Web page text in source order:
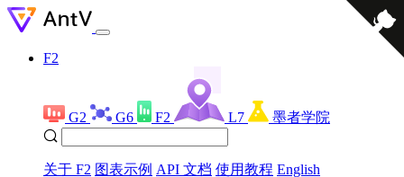
F2
G2 G6 F2 L7 墨者学院
关于 F2 图表示例 API 文档 使用教程 English